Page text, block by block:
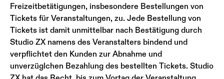
Freizeitbetätigungen, insbesondere Bestellungen von
Tickets für Veranstaltungen, zu. Jede Bestellung von
Tickets ist damit unmittelbar nach Bestätigung durch
Studio ZX namens des Veranstalters bindend und
verpflichtet den Kunden zur Abnahme und
unverzüglchen Bezahlung des bestellten Tickets. Studio